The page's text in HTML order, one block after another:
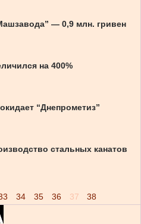
— 0,9 млн. гривен
на 400%
“Днепрометиз”
стальных канатов
34 35 36 37 38